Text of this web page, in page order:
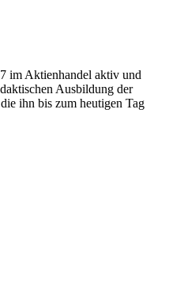
im Aktienhandel aktiv und
Ausbildung der
ihn bis zum heutigen Tag